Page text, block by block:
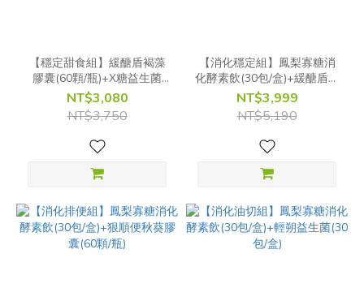
【穩定甜食組】緩醣盾褐藻
膠囊(60顆/瓶)+X糖益生菌
3.0(30包/盒)
NT$3,080
NT$3,750
【消化穩定組】鳳梨寡糖消
化酵素飲(30包/盒)+緩醣盾褐
藻膠囊(60顆/瓶)
NT$3,999
NT$5,190